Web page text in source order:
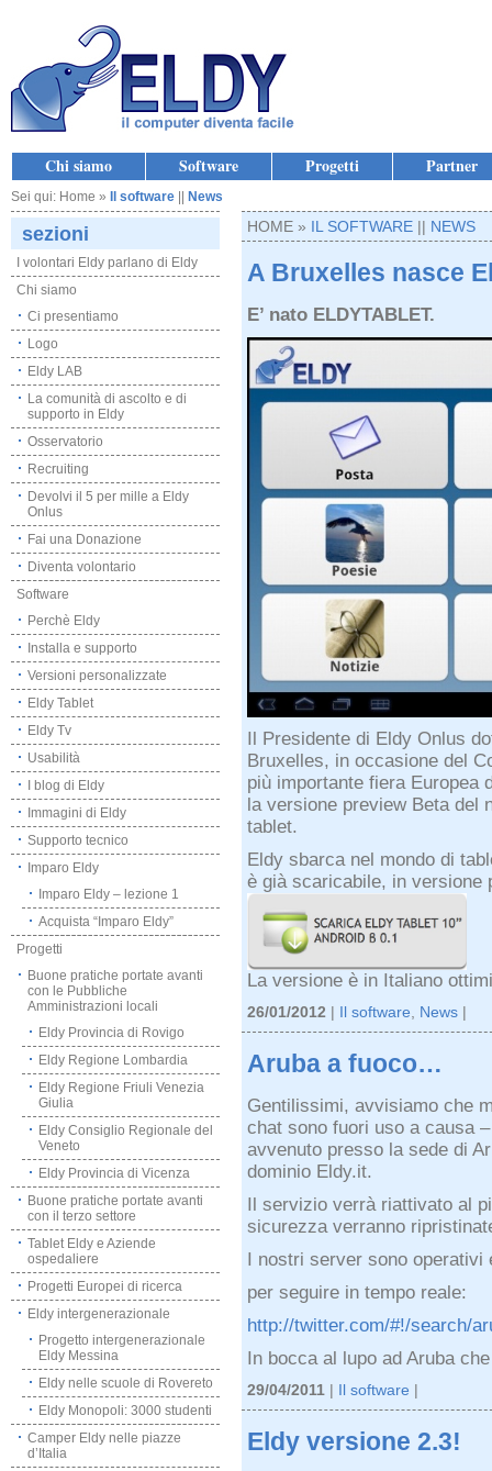
Chi siamo Software Progetti Partner
Sei qui: Home » Il software News
sezioni
I volontari Eldy parlano di Eldy
Chi siamo
Ci presentiamo
Logo
Eldy LAB
La comunità di ascolto e di
supporto in Eldy
Osservatorio
Recruiting
Devolvi il 5 per mille a Eldy
Onlus
Fai una Donazione
Diventa volontario
Software
Perchè Eldy
Installa e supporto
Versioni personalizzate
Eldy Tablet
Eldy Tv
Usabilità
I blog di Eldy
Immagini di Eldy
Supporto tecnico
Imparo Eldy
Imparo Eldy – lezione 1
Acquista “Imparo Eldy”
Progetti
Buone pratiche portate avanti
con le Pubbliche
Amministrazioni locali
Eldy Provincia di Rovigo
Eldy Regione Lombardia
Eldy Regione Friuli Venezia
Giulia
Eldy Consiglio Regionale del
Veneto
Eldy Provincia di Vicenza
Buone pratiche portate avanti
con il terzo settore
Tablet Eldy e Aziende
ospedaliere
Progetti Europei di ricerca
Eldy intergenerazionale
Progetto intergenerazionale
Eldy Messina
Eldy nelle scuole di Rovereto
Eldy Monopoli: 3000 studenti
Camper Eldy nelle piazze
d’Italia
HOME » IL SOFTWARE || NEWS
A Bruxelles nasce
E’ nato ELDYTABLET.
Il Presidente di Eldy Onlus
Bruxelles, in occasione del
più importante fiera Europea
la versione preview Beta del
tablet.
Eldy sbarca nel mondo di
è già scaricabile, in versione
La versione è in Italiano
26/01/2012 | Il software News |
Aruba a fuoco…
Gentilissimi, avvisiamo che
chat sono fuori uso a causa
avvenuto presso la sede di
dominio Eldy.it.
Il servizio verrà riattivato al
sicurezza verranno
I nostri server sono
per seguire in tempo reale:
http://twitter.com/#!/search/
In bocca al lupo ad Aruba
29/04/2011 | Il software |
Eldy versione 2.3!